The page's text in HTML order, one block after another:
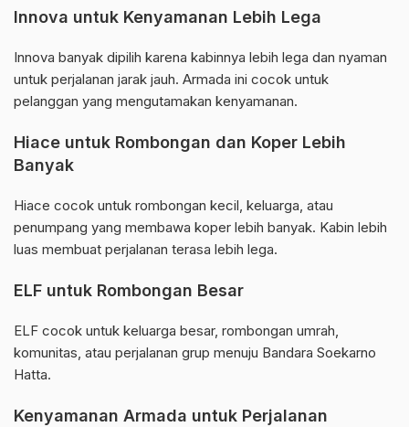
Innova untuk Kenyamanan Lebih Lega
Innova banyak dipilih karena kabinnya lebih lega dan nyaman
untuk perjalanan jarak jauh. Armada ini cocok untuk
pelanggan yang mengutamakan kenyamanan.
Hiace untuk Rombongan dan Koper Lebih
Banyak
Hiace cocok untuk rombongan kecil, keluarga, atau
penumpang yang membawa koper lebih banyak. Kabin lebih
luas membuat perjalanan terasa lebih lega.
ELF untuk Rombongan Besar
ELF cocok untuk keluarga besar, rombongan umrah,
komunitas, atau perjalanan grup menuju Bandara Soekarno
Hatta.
Kenyamanan Armada untuk Perjalanan